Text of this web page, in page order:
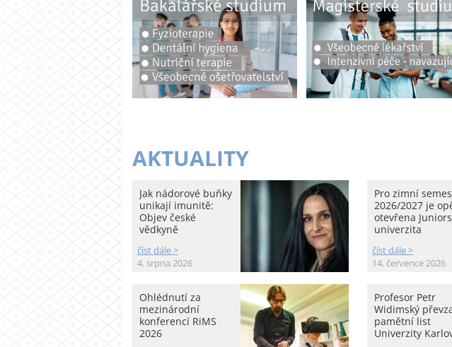
AKTUALITY
Jak nádorové buňky
unikají imunitě:
Objev české
vědkyně
číst dále >
4. srpna 2026
Pro zimní
2026/2027 je
otevřena
univerzita
číst dále >
14. července 2026
Ohlédnutí za
mezinárodní
konferencí RiMS
2026
Profesor Petr
Widimský
pamětní list
Univerzity